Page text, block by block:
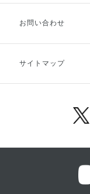
お支払方法
キャンセル・返品・
お問い合わせ
サイトマップ